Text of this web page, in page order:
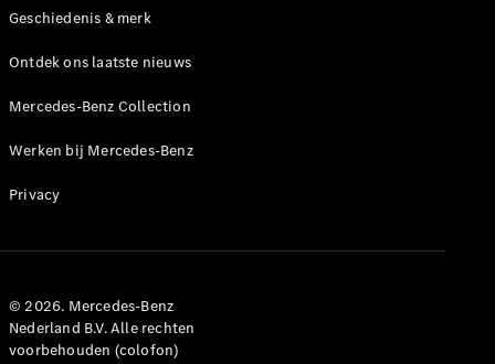
Geschiedenis & merk
Ontdek ons laatste nieuws
Mercedes-Benz Collection
Werken bij Mercedes-Benz
Privacy
© 2026. Mercedes-Benz
Nederland B.V. Alle rechten
voorbehouden (colofon)